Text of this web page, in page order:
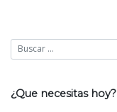
¿Que necesitas hoy?